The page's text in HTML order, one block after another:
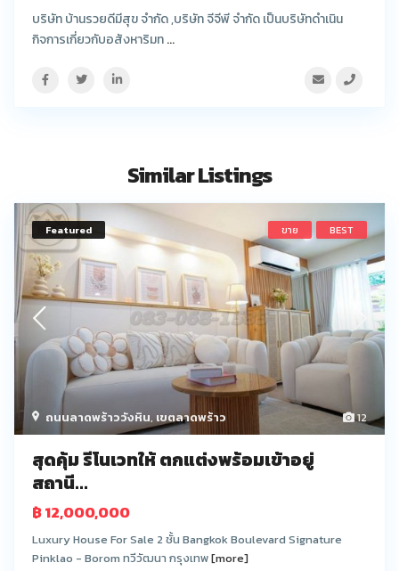
บริษัท บ้านรวยดีมีสุข จำกัด ,บริษัท จีจีพี จำกัด เป็นบริษัทดำเนิน
กิจการเกี่ยวกับอสังหาริมท...
Similar Listings
12
ถนนลาดพร้าววังหิน,เขตลาดพร้าว
Featured ขาย BEST
สุดคุ้ม รีโนเวทให้ ตกแต่งพร้อมเข้าอยู่
สถานี...
฿ 12,000,000
Luxury House For Sale 2 ชั้น Bangkok Boulevard Signature
Pinklao - Borom ทวีวัฒนา กรุงเทพ[more]